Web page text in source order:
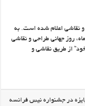
طراحی و نقاشی اعلام شده است. به
می برابر با ۲۶ اردیبهشت ماه، روز جهانی طراحی و نقاشی
از طریق نقاشی و
در جشنواره نیس فرانسه